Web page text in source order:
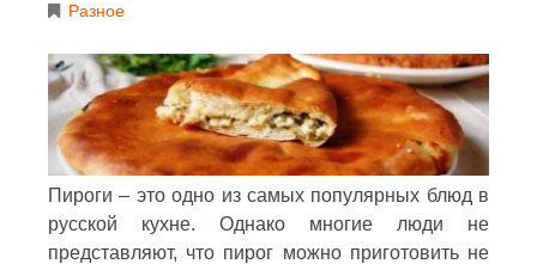
Разное
Пироги – это одно из самых популярных блюд в
русской кухне. Однако многие люди не
представляют, что пирог можно приготовить не